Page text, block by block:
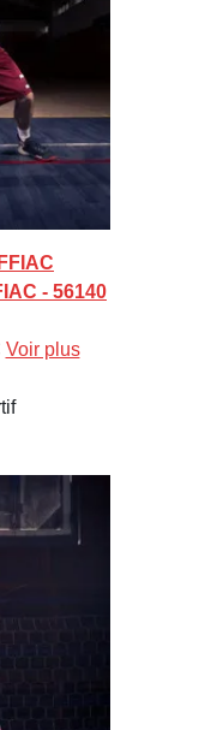
- 56140
Voir plus